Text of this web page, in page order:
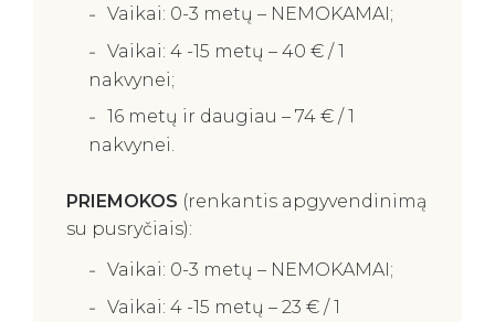
Vaikai: 0-3 metų – NEMOKAMAI;
Vaikai: 4 -15 metų – 40 € / 1
nakvynei;
16 metų ir daugiau – 74 € / 1
nakvynei.
PRIEMOKOS (renkantis apgyvendinimą
su pusryčiais):
Vaikai: 0-3 metų – NEMOKAMAI;
Vaikai: 4 -15 metų – 23 € / 1